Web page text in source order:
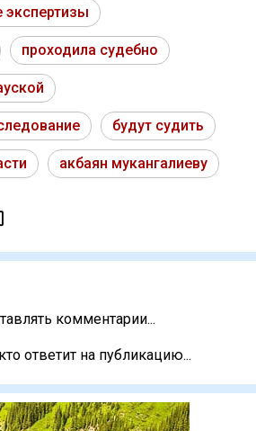
экспертизы
проходила судебно
будут судить
акбаян мукангалиеву
комментарии...
ответит на публикацию...